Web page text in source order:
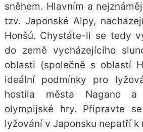
sněhem. Hlavním a
tzv. Japonské Alpy,
Honšú. Chystáte-li se tedy
do země vycházejícího
oblasti (společně s oblastí
ideální podmínky pro
hostila města Nagano a
olympijské hry. Připravte
lyžování v Japonsku nepatří k